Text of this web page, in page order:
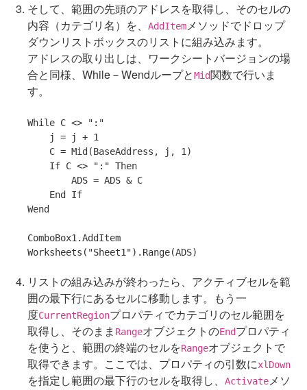
そして、範囲の先頭のアドレスを取得し、そのセルの
内容（カテゴリ名）を、
AddItemメソッドでドロップ
ダウンリストボックスのリストに組み込みます。
アドレスの取り出しは、ワークシートバージョンの場
合と同様、While－WendループとMid関数で行いま
す。
While C <>
":"
If C <> ":" Then
End
If
Wend
ComboBox1.AddItem
Worksheets( "Sheet1"
リストの組み込みが終わったら、アクティブセルを範
囲の最下行にあるセルに移動します。もう一
度CurrentRegionプロパティでカテゴリのセル範囲を
取得し、そのまま RangeオブジェクトのEndプロパティ
を使うと、範囲の終端のセルをRangeオブジェクトで
取得できます。ここでは、プロパティの引数にxlDown
を指定し範囲の最下行のセルを取得し、 Activateメソ